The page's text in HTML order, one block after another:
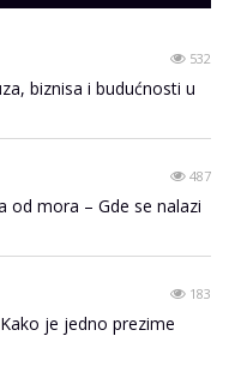
532
biznisa i budućnosti u
487
od mora – Gde se nalazi
183
je jedno prezime